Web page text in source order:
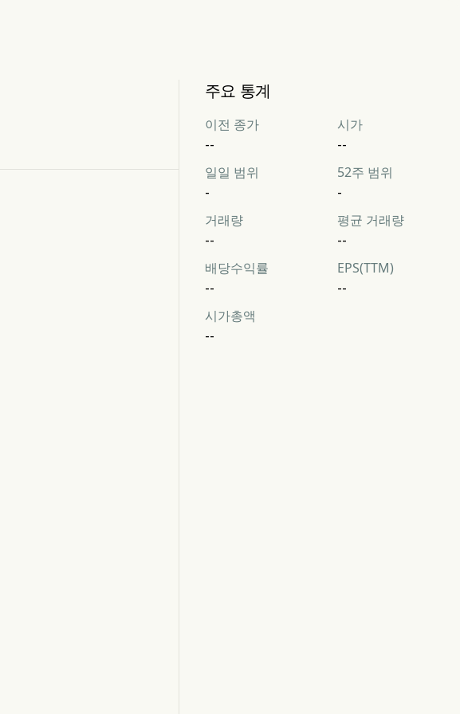
주요 통계
이전 종가
--
시가
--
일일 범위
-
52주 범위
-
거래량
--
평균 거래량
--
배당수익률
--
EPS(TTM)
--
시가총액
--